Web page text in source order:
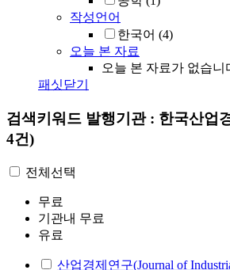
작성언어
한국어 (4)
오늘 본 자료
오늘 본 자료가 없습니
패싯닫기
검색키워드 발행기관 : 한국산업
4건)
전체선택
무료
기관내 무료
유료
산업경제연구(Journal of